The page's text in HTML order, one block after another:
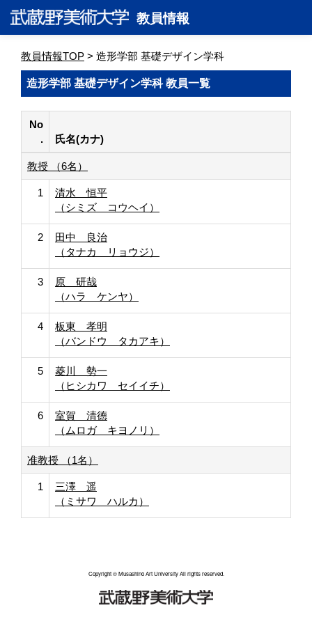
教員情報
教員情報TOP > 造形学部 基礎デザイン学科
造形学部 基礎デザイン学科 教員一覧
No
.
氏名(カナ)
教授 （6名）
1
清水 恒平
（シミズ コウヘイ）
2
田中 良治
（タナカ リョウジ）
3
原 研哉
（ハラ ケンヤ）
4
板東 孝明
（バンドウ タカアキ）
5
菱川 勢一
（ヒシカワ セイイチ）
6
室賀 清德
（ムロガ キヨノリ）
准教授 （1名）
1
三澤 遥
（ミサワ ハルカ）
Copyright © Musashino Art University All rights reserved.